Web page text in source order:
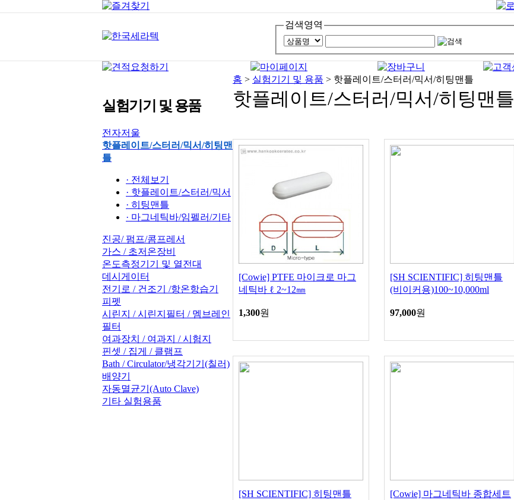
검색영역
실험기기 및 용품
전자저울
핫플레이트/스터러/믹서/히팅맨
틀
· 전체보기
· 핫플레이트/스터러/믹서
· 히팅맨틀
· 마그네틱바/임펠러/기타
진공/ 펌프/콤프레서
가스 / 초저온장비
온도측정기기 및 열전대
데시게이터
전기로 / 건조기 /항온항습기
피펫
시린지 / 시린지필터 / 멤브레인
필터
여과장치 / 여과지 / 시험지
핀셋 / 집게 / 클램프
Bath / Circulator/냉각기기(칠러)
배양기
자동멸균기(Auto Clave)
기타 실험용품
홈 > 실험기기 및 용품 > 핫플레이트/스터러/믹서/히팅맨틀
핫플레이트/스터러/믹서/히팅맨틀
[Cowie] PTFE 마이크로 마그
네틱바 ℓ 2~12㎜
1,300원
[SH SCIENTIFIC] 히팅맨틀
(비이커용)100~10,000ml
97,000원
[SH SCIENTIFIC] 히팅맨틀
[Cowie] 마그네틱바 종합세트